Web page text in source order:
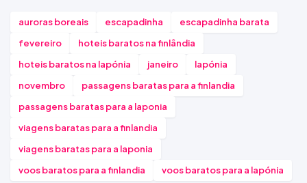
auroras boreais escapadinha
escapadinha barata
fevereiro
hoteis baratos na finlândia
hoteis baratos na lapónia
janeiro
lapónia
novembro
passagens baratas para a finlandia
passagens baratas para a laponia
viagens baratas para a finlandia
viagens baratas para a laponia
voos baratos para a finlandia
voos baratos para a lapónia